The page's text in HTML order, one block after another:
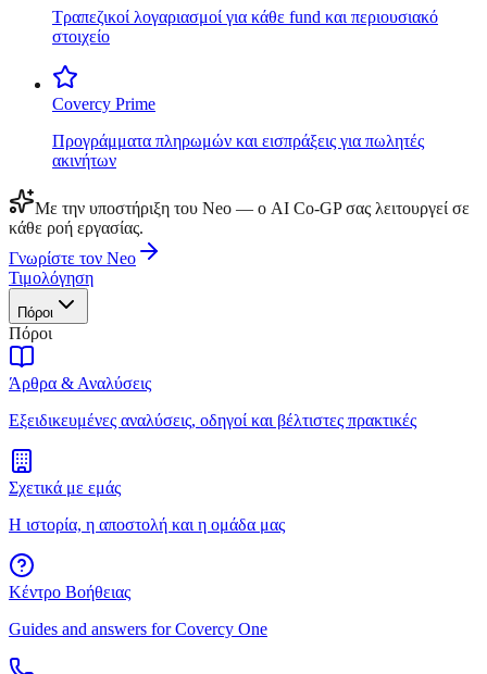
Τραπεζικοί λογαριασμοί για κάθε fund και περιουσιακό
στοιχείο
Covercy Prime
Προγράμματα πληρωμών και εισπράξεις για πωλητές
ακινήτων
Με την υποστήριξη του Neo — ο AI Co-GP σας λειτουργεί σε
κάθε ροή εργασίας.
Γνωρίστε τον Neo
Τιμολόγηση
Πόροι
Πόροι
Άρθρα & Αναλύσεις
Εξειδικευμένες αναλύσεις, οδηγοί και βέλτιστες πρακτικές
Σχετικά με εμάς
Η ιστορία, η αποστολή και η ομάδα μας
Κέντρο Βοήθειας
Guides and answers for Covercy One